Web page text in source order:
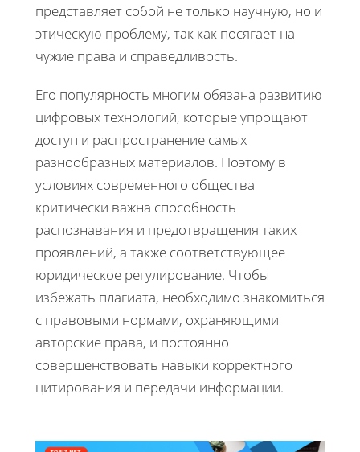
представляет собой не только научную, но и
этическую проблему, так как посягает на
чужие права и справедливость.
Его популярность многим обязана развитию
цифровых технологий, которые упрощают
доступ и распространение самых
разнообразных материалов. Поэтому в
условиях современного общества
критически важна способность
распознавания и предотвращения таких
проявлений, а также соответствующее
юридическое регулирование. Чтобы
избежать плагиата, необходимо знакомиться
с правовыми нормами, охраняющими
авторские права, и постоянно
совершенствовать навыки корректного
цитирования и передачи информации.